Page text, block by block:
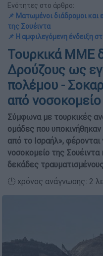
Ενότητες στο άρθρο:
📌 Ματωμένοι διάδρομοι και
της Σουέιντα
📌 Η αμφιλεγόμενη ένδειξη
Τουρκικά ΜΜΕ
Δρούζους ως
πολέμου -
από νοσοκομείο
Σύμφωνα με τουρκικές
ομάδες που
από το Ισραήλ»,
νοσοκομείο της
δεκάδες
🕛 χρόνος ανάγνωσης: 2